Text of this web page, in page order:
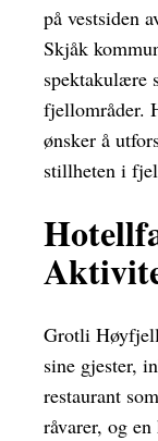
på vestsiden
Skjåk
spektakulære
fjellområder.
ønsker å
stillheten i
Grotli
sine gjester,
restaurant
råvarer, og